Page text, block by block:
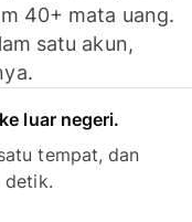
40+ mata uang.
satu akun,
luar negeri.
tempat, dan
detik.